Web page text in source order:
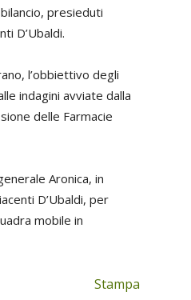
presieduti
D’Ubaldi.
l’obbiettivo degli
indagini avviate dalla
delle Farmacie
Aronica, in
D’Ubaldi, per
mobile in
Stampa